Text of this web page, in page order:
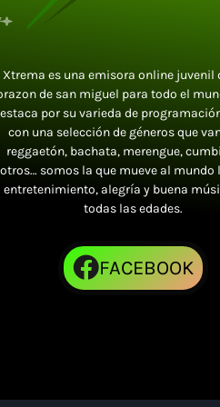
Xtrema es una emisora online juvenil
de san miguel para todo el
por su varieda de
con una selección de géneros que
reggaetón, bachata, merengue,
otros… somos la que mueve al mundo
entretenimiento, alegría y buena
todas las edades.
FACEBOOK